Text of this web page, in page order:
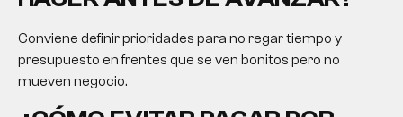
Conviene definir prioridades para no regar tiempo y
presupuesto en frentes que se ven bonitos pero no
mueven negocio.